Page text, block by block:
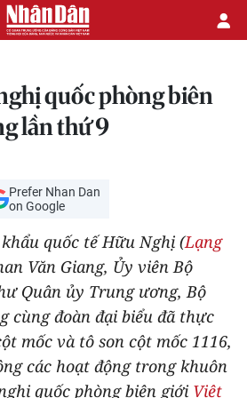
quốc phòng biên
lần thứ 9
Prefer Nhan Dan
on Google
quốc tế Hữu Nghị (Lạng
Văn Giang, Ủy viên Bộ
Quân ủy Trung ương, Bộ
cùng đoàn đại biểu đã thực
mốc và tô son cột mốc 1116,
các hoạt động trong khuôn
quốc phòng biên giới Việt